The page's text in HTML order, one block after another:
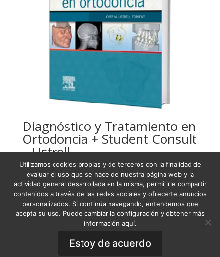
Diagnóstico y Tratamiento en
Ortodoncia + Student Consult
– Ustrell
76,83€
Condiciones Generales de Venta
Términos y condiciones
Política de Cookies
General Terms of Sale ·Privacy Policy
Utilizamos cookies propias y de terceros con la finalidad de
evaluar el uso que se hace de nuestra página web y la
actividad general desarrollada en la misma, permitirle compartir
contenidos a través de las redes sociales y ofrecerte anuncios
personalizados. Si continúa navegando, entendemos que
acepta su uso. Puede cambiar la configuración y obtener más
información aquí.
Estoy de acuerdo